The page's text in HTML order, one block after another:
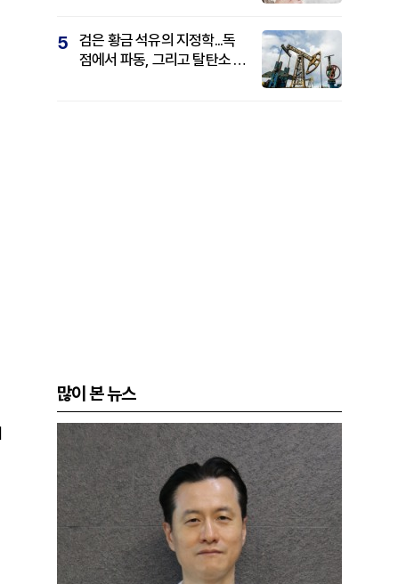
5
검은 황금 석유의 지정학...독
점에서 파동, 그리고 탈탄소 패
많이 본 뉴스